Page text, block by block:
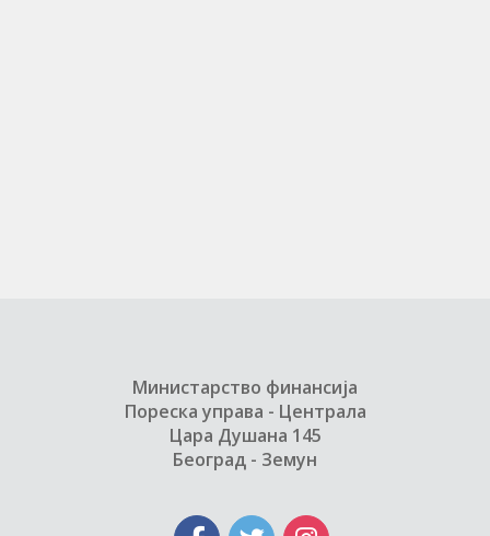
Министарство финансија
Пореска управа - Централа
Цара Душана 145
Београд - Земун